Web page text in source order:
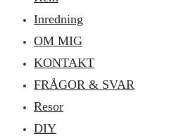
Inredning
OM MIG
KONTAKT
FRÅGOR & SVAR
Resor
DIY